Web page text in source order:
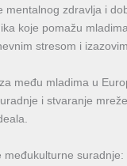
mentalnog zdravlja i
koje pomažu
stresom i
među mladima u
i stvaranje
međukulturne